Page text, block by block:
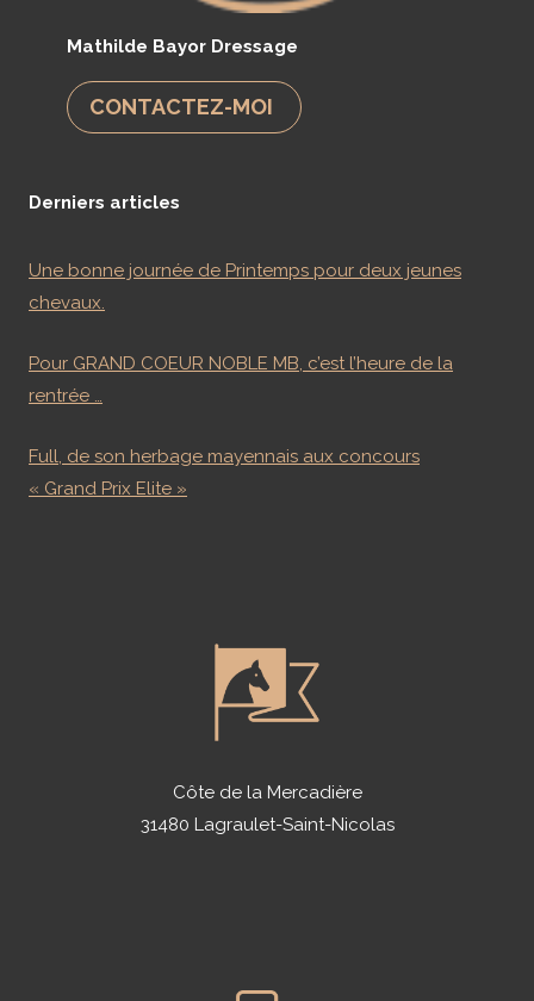
Mathilde Bayor Dressage
CONTACTEZ-MOI
Derniers articles
Une bonne journée de Printemps pour deux jeunes
chevaux.
Pour GRAND COEUR NOBLE MB, c’est l’heure de la
rentrée …
Full, de son herbage mayennais aux concours
« Grand Prix Elite »
Côte de la Mercadière
31480 Lagraulet-Saint-Nicolas